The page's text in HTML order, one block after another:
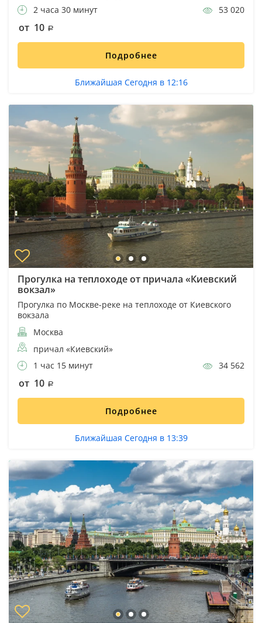
2 часа 30 минут
53 020
от 10
Подробнее
Ближайшая Сегодня в 12:16
Прогулка на теплоходе от причала «Киевский
вокзал»
Прогулка по Москве-реке на теплоходе от Киевского
вокзала
Москва
причал «Киевский»
1 час 15 минут
34 562
от 10
Подробнее
Ближайшая Сегодня в 13:39